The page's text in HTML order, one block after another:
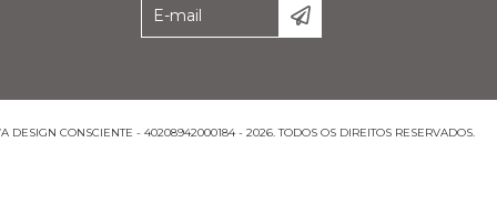
DESIGN CONSCIENTE - 40208942000184 - 2026. TODOS OS DIREITOS RESERVADOS.